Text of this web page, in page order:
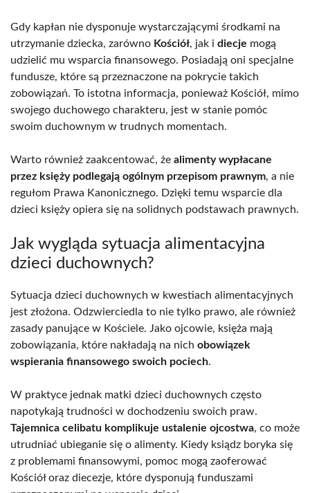
Gdy kapłan nie dysponuje wystarczającymi środkami na
utrzymanie dziecka, zarówno Kościół, jak i diecje mogą
udzielić mu wsparcia finansowego. Posiadają oni specjalne
fundusze, które są przeznaczone na pokrycie takich
zobowiązań. To istotna informacja, ponieważ Kościół, mimo
swojego duchowego charakteru, jest w stanie pomóc
swoim duchownym w trudnych momentach.
Warto również zaakcentować, że alimenty wypłacane
przez księży podlegają ogólnym przepisom prawnym, a nie
regułom Prawa Kanonicznego. Dzięki temu wsparcie dla
dzieci księży opiera się na solidnych podstawach prawnych.
Jak wygląda sytuacja alimentacyjna
dzieci duchownych?
Sytuacja dzieci duchownych w kwestiach alimentacyjnych
jest złożona. Odzwierciedla to nie tylko prawo, ale również
zasady panujące w Kościele. Jako ojcowie, księża mają
zobowiązania, które nakładają na nich obowiązek
wspierania finansowego swoich pociech.
W praktyce jednak matki dzieci duchownych często
napotykają trudności w dochodzeniu swoich praw.
Tajemnica celibatu komplikuje ustalenie ojcostwa, co może
utrudniać ubieganie się o alimenty. Kiedy ksiądz boryka się
z problemami finansowymi, pomoc mogą zaoferować
Kościół oraz diecezje, które dysponują funduszami